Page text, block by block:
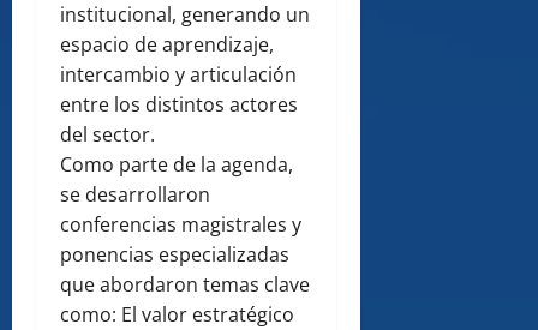
institucional, generando un
espacio de aprendizaje,
intercambio y articulación
entre los distintos actores
del sector.
Como parte de la agenda,
se desarrollaron
conferencias magistrales y
ponencias especializadas
que abordaron temas clave
como: El valor estratégico